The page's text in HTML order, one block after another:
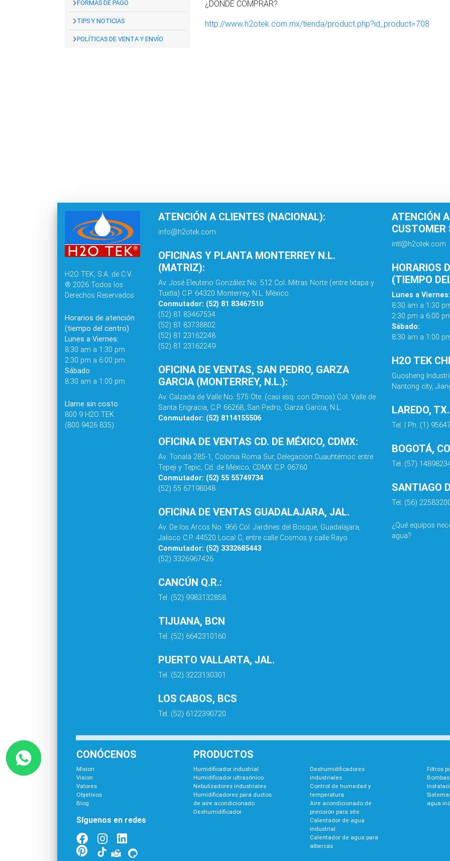
FORMAS DE PAGO
TIPS Y NOTICIAS
POLÍTICAS DE VENTA Y ENVÍO
¿DONDE COMPRAR?
http://www.h2otek.com.mx/tienda/product.php?id_product=708
H2O TEK, S.A. de C.V.
® 2026 Todos los
Derechos Reservados
Horarios de atención
(tiempo del centro)
Lunes a Viernes:
8:30 am a 1:30 pm
2:30 pm a 6:00 pm
Sábado
8:30 am a 1:00 pm
Llame sin costo
800 9 H2O TEK
(800 9426 835)
ATENCIÓN A CLIENTES (NACIONAL):
info@h2otek.com
OFICINAS Y PLANTA MONTERREY N.L.
(MATRIZ):
Av. José Eleuterio González No. 512 Col. Mitras Norte (entre Ixtapa y
Tuxtla) C.P. 64320 Monterrey, N.L. México.
Conmutador: (52) 81 83467510
(52) 81 83467534
(52) 81 83738802
(52) 81 23162248
(52) 81 23162249
OFICINA DE VENTAS, SAN PEDRO, GARZA
GARCIA (MONTERREY, N.L.):
Av. Calzada de Valle No. 575 Ote. (casi esq. con Olmos) Col. Valle de
Santa Engracia, C.P. 66268, San Pedro, Garza García, N.L.
Conmutador: (52) 8114155506
OFICINA DE VENTAS CD. DE MÉXICO, CDMX:
Av. Tonalá 285-1, Colonia Roma Sur, Delegación Cuauhtémoc entre
Tepeji y Tepic, Cd. de México, CDMX C.P. 06760
Conmutador: (52) 55 55749734
(52) 55 67198048
OFICINA DE VENTAS GUADALAJARA, JAL.
Av. De los Arcos No. 966 Col. Jardines del Bosque, Guadalajara,
Jalisco C.P. 44520 Local C, entre calle Cosmos y calle Rayo
Conmutador: (52) 3332685443
(52) 3326967426
CANCÚN Q.R.:
Tel. (52) 9983132858
TIJUANA, BCN
Tel. (52) 6642310160
PUERTO VALLARTA, JAL.
Tel. (52) 3223130301
LOS CABOS, BCS
Tel. (52) 6122390720
ATENCIÓN
CUSTOMER
intl@h2otek.com
HORARIOS
(TIEMPO
Lunes a Viernes:
8:30 am a 1:30
2:30 pm a 6:00
Sábado:
8:30 am a 1:00
H2O TEK
Guosheng
Nantong city,
LAREDO,
Tel. | Ph. (1)
BOGOTÁ,
Tel. (57)
SANTIAGO
Tel. (56)
¿Qué equipos
agua?
CONÓCENOS
Mision
Vision
Valores
Objetivos
Blog
Síguenos en redes
PRODUCTOS
Humidificador industrial
Humidificador ultrasónico
Nebulizadores industriales
Humidificadores para ductos
de aire acondicionado
Deshumidificador
Deshumidificadores
industriales
Control de humedad y
temperatura
Aire acondicionado de
precisión para site
Calentador de agua
industrial
Calentador de agua para
albercas
Filtros
agua